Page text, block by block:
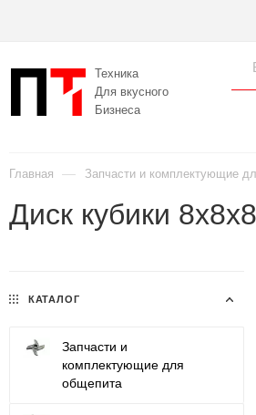
Техника
Для вкусного
Бизнеса
Главная — Запчасти и комплектующие
Диск кубики
КАТАЛОГ
Запчасти и
комплектующие для
общепита